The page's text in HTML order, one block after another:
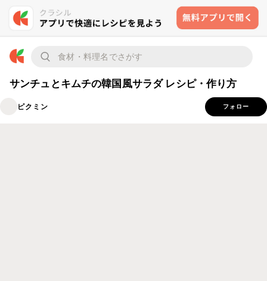
サンチュとキムチの韓国風サラダ レシピ・作り方
ピクミン フォロー